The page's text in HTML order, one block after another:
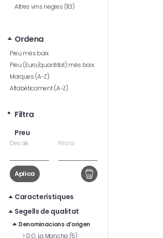
Altres vins negres (113)
Ordena
Preu més baix
Preu (Euro/quantitat) més baix
Marques (A-Z)
Alfabèticament (A-Z)
Filtra
Preu
Des de Fins a
Aplica
Característiques
Segells de qualitat
Denominacions d’origen
> D.O. La Mancha (5)